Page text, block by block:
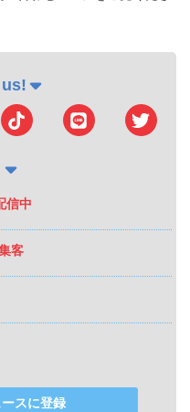
信中
客
スに登録